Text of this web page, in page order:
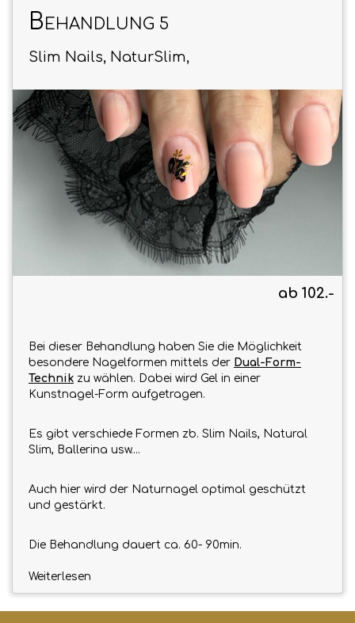
BEHANDLUNG 5
Slim Nails, NaturSlim,
ab 102.-
Bei dieser Behandlung haben Sie die Möglichkeit
besondere Nagelformen mittels der Dual-Form-
Technik zu wählen. Dabei wird Gel in einer
Kunstnagel-Form aufgetragen.
Es gibt verschiede Formen zb. Slim Nails, Natural
Slim, Ballerina usw....
Auch hier wird der Naturnagel optimal geschützt
und gestärkt.
Die Behandlung dauert ca. 60- 90min.
Weiterlesen